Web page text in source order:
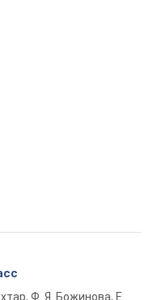
Ф. Я. Божинова, Е.